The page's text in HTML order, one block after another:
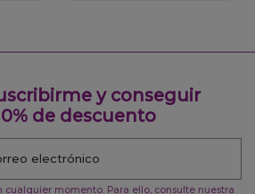
y conseguir
de descuento
cualquier momento. Para ello, consulte nuestra